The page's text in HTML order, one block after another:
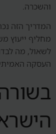
והשכרה.
המדריך הזה
מחליף ייעוץ
לשאול, מה
העסקה